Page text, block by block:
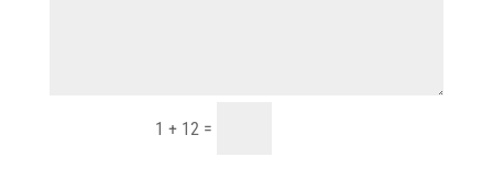
1 + 12 =